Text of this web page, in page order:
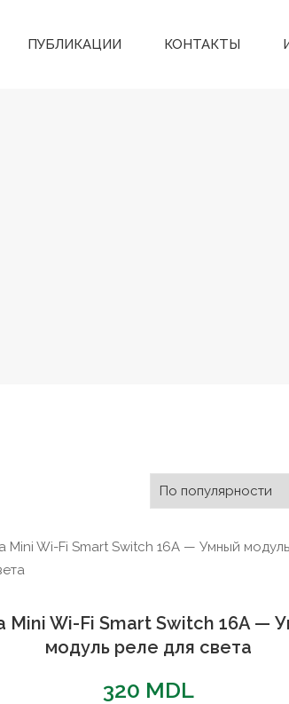
ПУБЛИКАЦИИ КОНТАКТЫ
Mini Wi-Fi Smart Switch 16A —
модуль реле для света
320 MDL